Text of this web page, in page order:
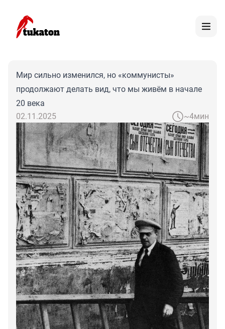
Мир сильно изменился, но «коммунисты»
продолжают делать вид, что мы живём в начале
20 века
02.11.2025
~4мин